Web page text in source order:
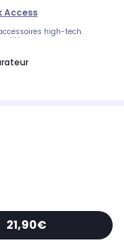
Access
high-tech.
21,90€